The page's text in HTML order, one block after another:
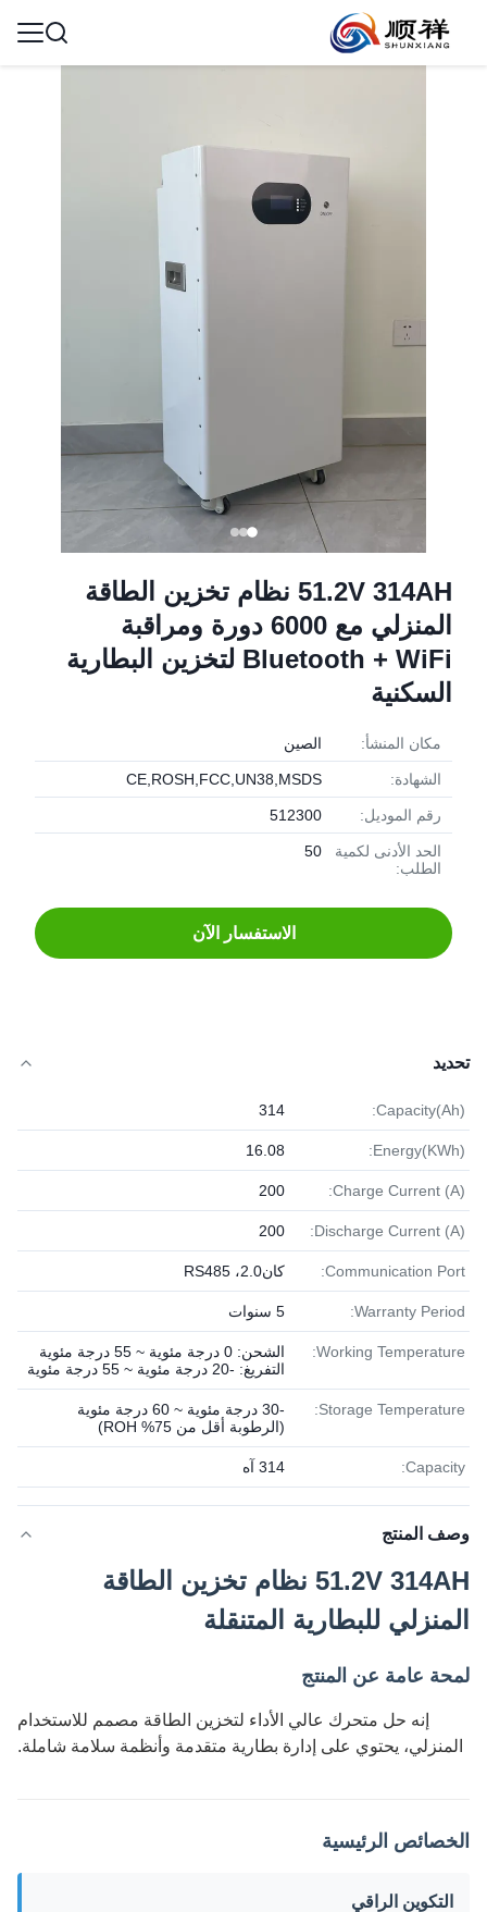
51.2V 314AH نظام تخزين الطاقة
المنزلي مع 6000 دورة ومراقبة
Bluetooth + WiFi لتخزين البطارية
السكنية
مكان المنشأ: الصين
الشهادة: CE,ROSH,FCC,UN38,MSDS
رقم الموديل: 512300
الحد الأدنى لكمية
الطلب:
50
الاستفسار الآن
تحديد
Capacity(Ah):
314
Energy(KWh):
16.08
Charge Current (A):
200
Discharge Current (A):
200
Communication Port: كان2.0، RS485
Warranty Period: 5 سنوات
Working Temperature:
الشحن: 0 درجة مئوية ~ 55 درجة مئوية
التفريغ: -20 درجة مئوية ~ 55 درجة مئوية
Storage Temperature:
-30 درجة مئوية ~ 60 درجة مئوية
(الرطوبة أقل من 75% ROH)
Capacity: 314 آه
وصف المنتج
51.2V 314AH نظام تخزين الطاقة
المنزلي للبطارية المتنقلة
لمحة عامة عن المنتج
إنه حل متحرك عالي الأداء لتخزين الطاقة مصمم للاستخدام
المنزلي، يحتوي على إدارة بطارية متقدمة وأنظمة سلامة شاملة.
الخصائص الرئيسية
التكوين الراقي